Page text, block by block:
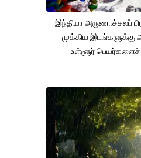
இந்தியா அருணாச்சலப்
முக்கிய இடங்களுக்கு
உள்ளூர் பெயர்களைச்